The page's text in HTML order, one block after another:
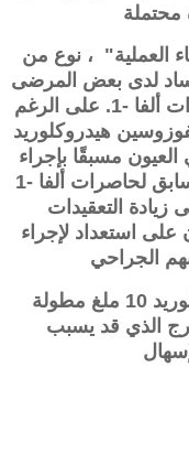
محتملة
العملية" ، نوع من
لدى بعض المرضى
الذين عولجوا أو سبق علاجهم بحاصرات ألفا -1. على الرغم
هيدروكلوريد
مسبقًا بإجراء
جراحة الساد للاستخدام الحالي أو السابق لحاصرات ألفا -1
زيادة التعقيدات
على استعداد لإجراء
الجراحي
تحتوي أقراص الفوزوسين هيدروكلوريد 10 ملغ مطولة
الذي قد يسبب